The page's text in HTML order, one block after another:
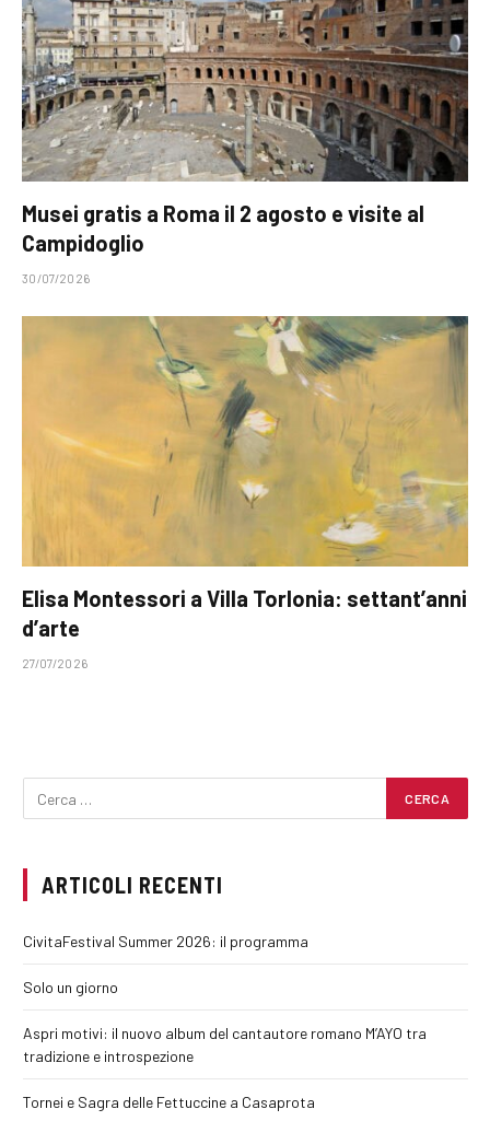
Musei gratis a Roma il 2 agosto e visite al
Campidoglio
30/07/2026
Elisa Montessori a Villa Torlonia: settant’anni
d’arte
27/07/2026
ARTICOLI RECENTI
CivitaFestival Summer 2026: il programma
Solo un giorno
Aspri motivi: il nuovo album del cantautore romano M’AYO tra
tradizione e introspezione
Tornei e Sagra delle Fettuccine a Casaprota